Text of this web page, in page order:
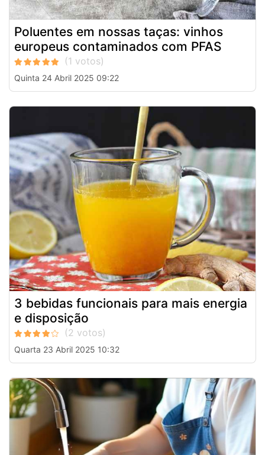
Poluentes em nossas taças: vinhos
europeus contaminados com PFAS
Quinta 24 Abril 2025 09:22
3 bebidas funcionais para mais energia
e disposição
Quarta 23 Abril 2025 10:32